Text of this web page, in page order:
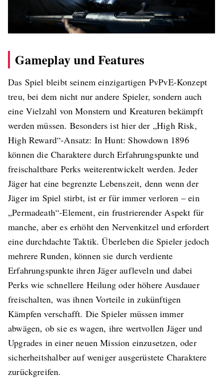
Gameplay und Features
Das Spiel bleibt seinem einzigartigen PvPvE-Konzept
treu, bei dem nicht nur andere Spieler, sondern auch
eine Vielzahl von Monstern und Kreaturen bekämpft
werden müssen. Besonders ist hier der „High Risk,
High Reward“-Ansatz: In Hunt: Showdown 1896
können die Charaktere durch Erfahrungspunkte und
freischaltbare Perks weiterentwickelt werden. Jeder
Jäger hat eine begrenzte Lebenszeit, denn wenn der
Jäger im Spiel stirbt, ist er für immer verloren – ein
„Permadeath“-Element, ein frustrierender Aspekt für
manche, aber es erhöht den Nervenkitzel und erfordert
eine durchdachte Taktik. Überleben die Spieler jedoch
mehrere Runden, können sie durch verdiente
Erfahrungspunkte ihren Jäger aufleveln und dabei
Perks wie schnellere Heilung oder höhere Ausdauer
freischalten, was ihnen Vorteile in zukünftigen
Kämpfen verschafft. Die Spieler müssen immer
abwägen, ob sie es wagen, ihre wertvollen Jäger und
Upgrades in einer neuen Mission einzusetzen, oder
sicherheitshalber auf weniger ausgerüstete Charaktere
zurückgreifen.